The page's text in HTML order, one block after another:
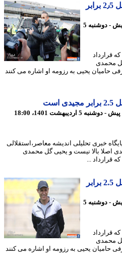
قرارداد گل محمدی حداقل 2٫5 برابر
52 ماه پیش - دوشنبه 5
حامیان یحیی به رزومه او اشاره می کنند
تحلیلی اندیشه معاصر،استقلالی
بالا نیست و یحیی گل محمدی
قرارداد گل محمدی حداقل 2.5 برابر
52 ماه پیش - دوشنبه 5
حامیان یحیی به رزومه او اشاره می کنند